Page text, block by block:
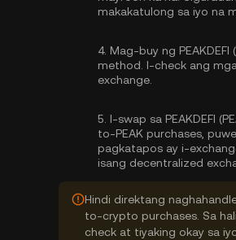
makakatulong sa iyo na
4. Mag-buy ng PEAKDEFI
method. I-check ang
exchange.
5. I-swap sa PEAKDEFI
to-PEAK purchases,
pagkatapos ay i-
isang decentralized
Hindi direktang
to-crypto purchases. Sa
check at tiyaking okay sa